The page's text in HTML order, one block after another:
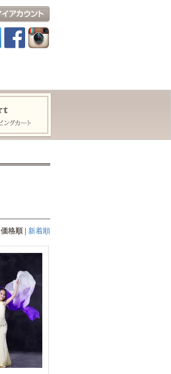
価格順 新着順